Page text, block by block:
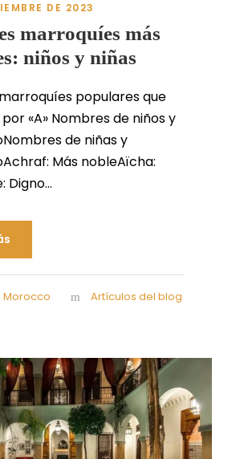
DE 2023
marroquíes más
niños y niñas
populares que
«A» Nombres de niños y
de niñas y
Más nobleAïcha:
Digno...
Morocco Artículos del blog